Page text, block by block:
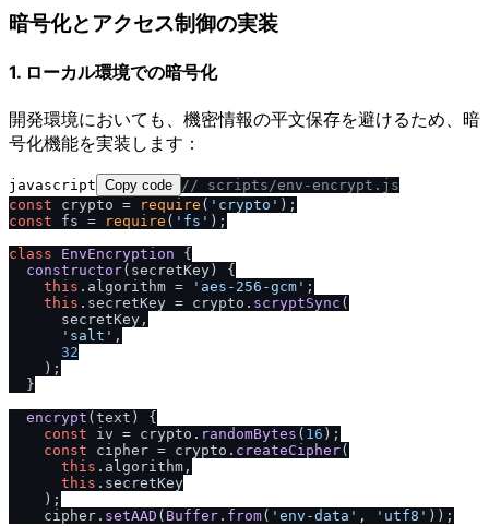
暗号化とアクセス制御の実装
1. ローカル環境での暗号化
開発環境においても、機密情報の平文保存を避けるため、暗
号化機能を実装します：
javascript Copy code // scripts/env-encrypt.js
const crypto = require ( 'crypto'
const fs = require ( 'fs' );
class
EnvEncryption {
constructor( secretKey ) {
this . algorithm = 'aes-256-gcm' ;
this . secretKey = crypto. scryptSync (
      secretKey,
'salt' ,
32
    );
  }
encrypt ( text ) {
const iv = crypto. randomBytes ( 16 );
const cipher = crypto. createCipher(
this . algorithm ,
this . secretKey
    );
    cipher.
setAAD ( Buffer . from( 'env-data' , 'utf8' ));